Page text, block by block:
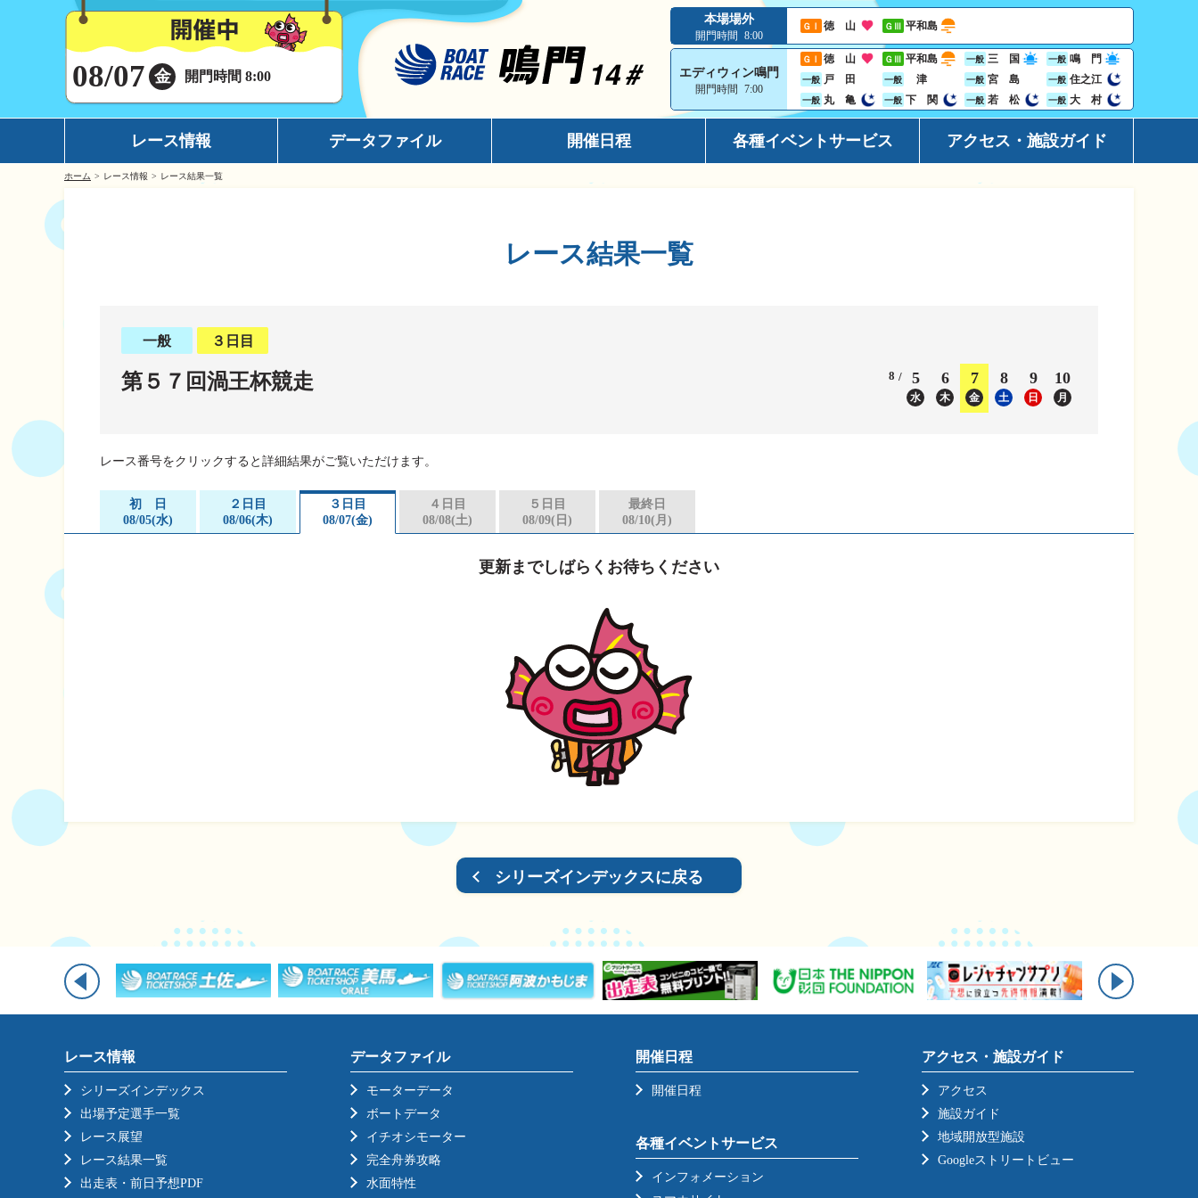
08/07 金 開門時間 8:00
本場場外
開門時間 8:00
ＧⅠ 徳 山 ＧⅢ 平和島
エディウィン鳴門
開門時間 7:00
ＧⅠ 徳 山 ＧⅢ 平和島 一般 三 国 一般 鳴 門
一般 戸 田 一般 津 一般 宮 島 一般 住之江
一般 丸 亀 一般 下 関 一般 若 松 一般 大 村
レース情報
シリーズインデックス
出走表・前日予想PDF
データファイル
徳島支部選手一覧
開催日程 各種イベントサービス アクセス・施設ガイド
ホーム レース情報 レース結果一覧
レース結果一覧
一般 ３日目
第５７回渦王杯競走 8 5
水
6
木
7
金
8
土
9
日
10
月
レース番号をクリックすると詳細結果がご覧いただけます。
初 日
08/05(水)
２日目
08/06(木)
３日目
08/07(金)
４日目
08/08(土)
５日目
08/09(日)
最終日
08/10(月)
更新までしばらくお待ちください
シリーズインデックスに戻る
レース情報
シリーズインデックス
出場予定選手一覧
レース展望
レース結果一覧
出走表・前日予想PDF
データファイル
モーターデータ
ボートデータ
イチオシモーター
完全舟券攻略
水面特性
開催日程
開催日程
各種イベントサービス
インフォメーション
アクセス・施設ガイド
アクセス
施設ガイド
地域開放型施設
Googleストリートビュー